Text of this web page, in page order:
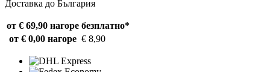
Доставка до България
от € 69,90 нагоре безплатно*
от € 0,00 нагоре € 8,90